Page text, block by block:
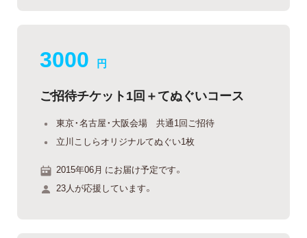
3000 円
ご招待チケット1回＋てぬぐいコース
東京・名古屋・大阪会場 共通1回ご招待
立川こしらオリジナルてぬぐい1枚
2015年06月 にお届け予定です。
23人が応援しています。